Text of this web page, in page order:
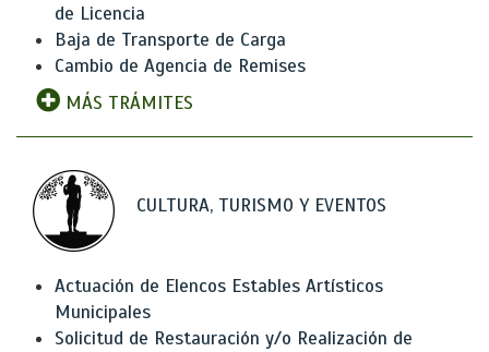
de Licencia
Baja de Transporte de Carga
Cambio de Agencia de Remises
MÁS TRÁMITES
CULTURA, TURISMO Y EVENTOS
Actuación de Elencos Estables Artísticos
Municipales
Solicitud de Restauración y/o Realización de